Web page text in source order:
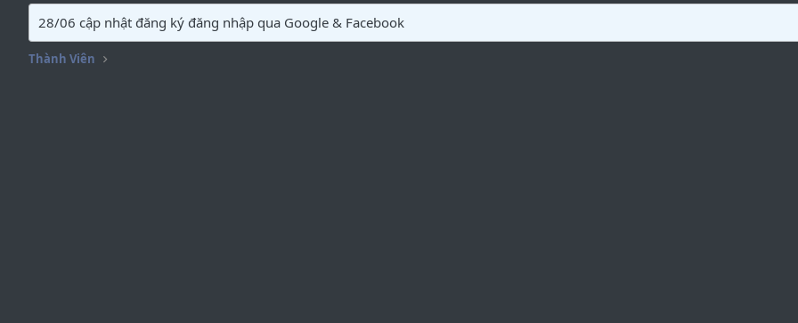
28/06 cập nhật đăng ký đăng nhập qua Google & Facebook
Thành Viên